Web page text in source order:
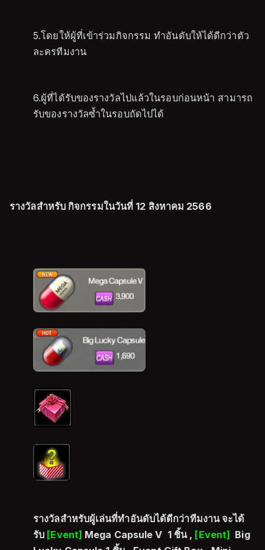
5.โดยให้ผู้ที่เข้าร่วมกิจกรรม ทำอันดับให้ได้ดีกว่าตัว
ละครทีมงาน
6.ผู้ที่ได้รับของรางวัลไปแล้วในรอบก่อนหน้า สามารถ
รับของรางวัลซ้ำในรอบถัดไปได้
รางวัลสำหรับ กิจกรรมในวันที่ 12 สิงหาคม 2566
รางวัลสำหรับผู้เล่นที่ทำอันดับได้ดีกว่าทีมงาน จะได้
รับ [Event] Mega Capsule V 1 ชิ้น , [Event] Big